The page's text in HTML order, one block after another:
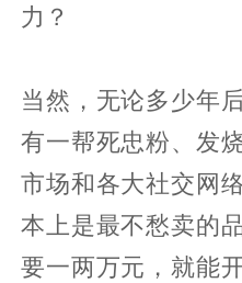
力？
当然，无论多少年
有一帮死忠粉、发
市场和各大社交网
本上是最不愁卖的
要一两万元，就能